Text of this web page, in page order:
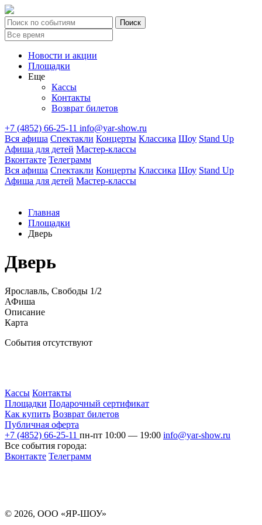
Новости и акции
Площадки
Еще
Кассы
Контакты
Возврат билетов
+7 (4852) 66-25-11 info@yar-show.ru
Вся афиша Спектакли Концерты Классика Шоу Stand Up
Афиша для детей Мастер-классы
Вконтакте Телеграмм
Вся афиша Спектакли Концерты Классика Шоу Stand Up
Афиша для детей Мастер-классы
Главная
Площадки
Дверь
Дверь
Ярославль, Свободы 1/2
АФиша
Описание
Карта
События отсутствуют
Кассы Контакты
Площадки Подарочный сертификат
Как купить Возврат билетов
Публичная оферта
+7 (4852) 66-25-11 пн-пт 10:00 — 19:00 info@yar-show.ru
Все события города:
Вконтакте Телеграмм
© 2026, ООО «ЯР-ШОУ»